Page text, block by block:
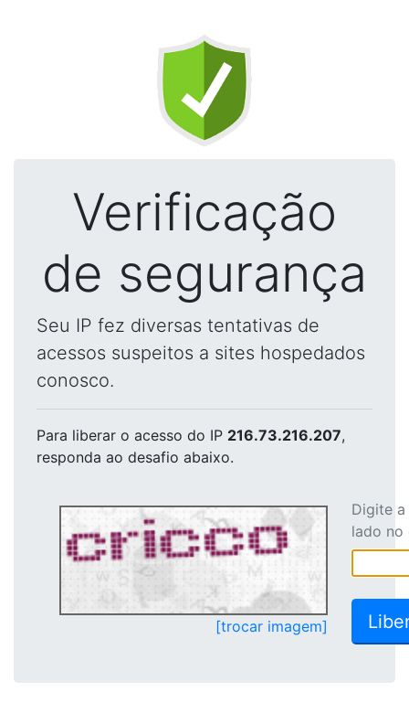
Verificação
de segurança
Seu IP fez diversas tentativas de
acessos suspeitos a sites hospedados
conosco.
Para liberar o acesso do IP 216.73.216.207,
responda ao desafio abaixo.
[trocar imagem]
Digite
lado no